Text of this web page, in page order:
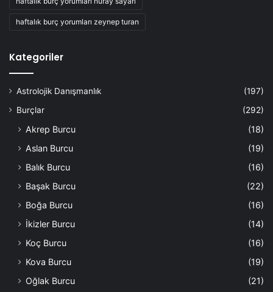
haftalık burç yorumları zeynep turan
Kategoriler
Astrolojik Danışmanlık
(197)
Burçlar
(292)
Akrep Burcu
(18)
Aslan Burcu
(19)
Balık Burcu
(16)
Başak Burcu
(22)
Boğa Burcu
(16)
İkizler Burcu
(14)
Koç Burcu
(16)
Kova Burcu
(19)
Oğlak Burcu
(21)